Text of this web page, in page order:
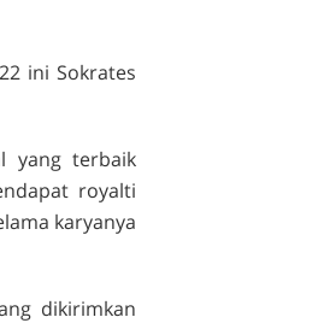
ini Sokrates
yang terbaik
royalti
karyanya
dikirimkan